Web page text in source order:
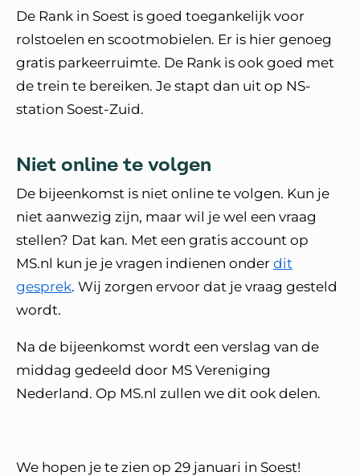
De Rank in Soest is goed toegankelijk voor
rolstoelen en scootmobielen. Er is hier genoeg
gratis parkeerruimte. De Rank is ook goed met
de trein te bereiken. Je stapt dan uit op NS-
station Soest-Zuid.
Niet online te volgen
De bijeenkomst is niet online te volgen. Kun je
niet aanwezig zijn, maar wil je wel een vraag
stellen? Dat kan. Met een gratis account op
MS.nl kun je je vragen indienen onder dit
gesprek. Wij zorgen ervoor dat je vraag gesteld
wordt.
Na de bijeenkomst wordt een verslag van de
middag gedeeld door MS Vereniging
Nederland. Op MS.nl zullen we dit ook delen.
We hopen je te zien op 29 januari in Soest!